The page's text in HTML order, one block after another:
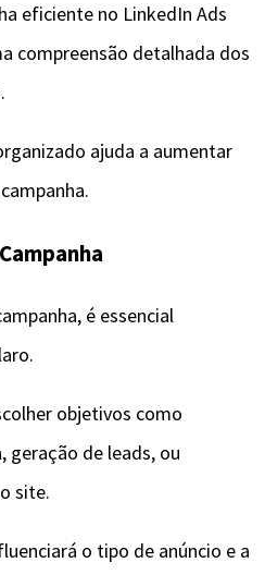
eficiente no LinkedIn Ads
compreensão detalhada dos
ajuda a aumentar
é essencial
objetivos como
geração de leads, ou
site.
o tipo de anúncio e a